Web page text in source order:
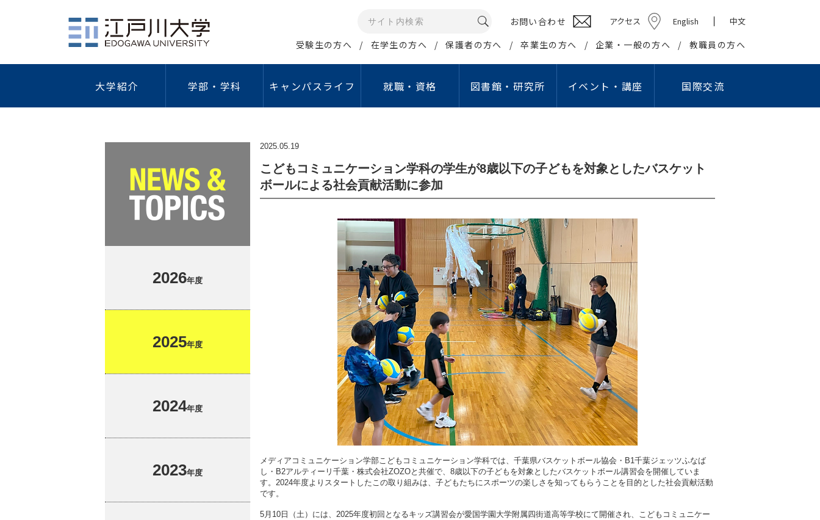
お問い合わせ アクセス English 中文
受験生の方へ 在学生の方へ 保護者の方へ 卒業生の方へ 企業・一般の方へ 教職員の方へ
大学紹介
建学の精神/教育理念
歴代理事長・学長
学長・副学長
江戸川大学の歴史
キャンパスマップ
情報セキュリティポリシー
プライバシーポリシー
学術研究倫理
｢人を対象とする研究｣倫理審査に
公的研究費の管理・運営に関する
ガイドライン
ハラスメント防止・対策
江戸川大学が求める教員像と
設置認可申請・設置届出等
重要業績評価指標（KPI）
私立学校法に基づく情報公開
認証評価
自己点検・評価活動
内部質保証方針
江戸川大学ガバナンスコード
高等教育の修学支援制度
機関要件確認申請書
生涯学習の推進
大学間連携
広報
学部・学科
現代社会学科
ション学科
キャンパスライフ
本学独自の奨学金
日本学生支援機構奨学金
高等教育修学支援新制度
学生相談室
保健室
定期健康診断
障害学生支援室
ハラスメント相談窓口
あんしん生活サポート窓口
学生食堂・売店
English Café
貸与ノートパソコンの利用
施設等の利用
アルバイト紹介
学生寮・アパート紹介
美術館のメンバー制度
江戸川ウォーク
証明書発行
学友会
卒業記念委員会
就職・資格
キャリアデザイン講座
インターンシップ
取得可能な免許・資格
資格取得支援講座
教職セミナー
資格取得支援制度
学内試験日程
就職支援行事
卒業生の方へ
就職・資格関連情報WEB掲示板
図書館・研究所
研究者情報データベース
学術リポジトリ
研究データ管理・公開について
学外研究費の獲得
睡眠研究所
国立公園研究所
こどもコミュニケーション研究所
教職課程センター
国際交流センター
心理相談センター
アスレティックデパートメント
イベント・講座
江戸川大学オープンカレッジ
こどもコミュニケーション公開講座
サイエンスセミナー
江戸川ガールズアワード
こどもコミュニケーションフォーラム
英語教育研究会
国際交流
海外研修・留学 外国人留学生サポート
グラム（GSP）
国際交流センター
2026年度
2025年度
2024年度
2023年度
2025.05.19
こどもコミュニケーション学科の学生が8歳以下の子どもを対象としたバスケット
ボールによる社会貢献活動に参加
メディアコミュニケーション学部こどもコミュニケーション学科では、千葉県バスケットボール協会・B1千葉ジェッツふなば
し・B2アルティーリ千葉・株式会社ZOZOと共催で、8歳以下の子どもを対象としたバスケットボール講習会を開催していま
す。2024年度よりスタートしたこの取り組みは、子どもたちにスポーツの楽しさを知ってもらうことを目的とした社会貢献活動
です。
5月10日（土）には、2025年度初回となるキッズ講習会が愛国学園大学附属四街道高等学校にて開催され、こどもコミュニケー